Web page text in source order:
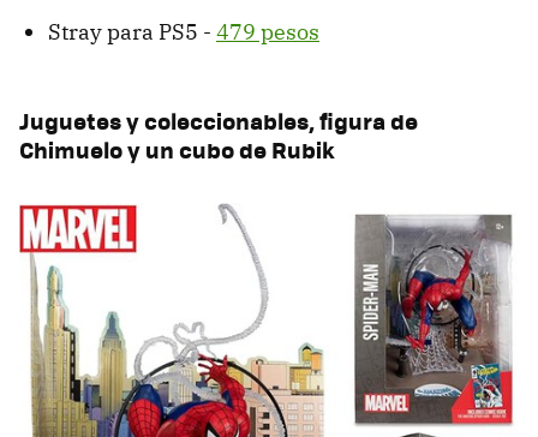
Stray para PS5 - 479 pesos
Juguetes y coleccionables, figura de
Chimuelo y un cubo de Rubik